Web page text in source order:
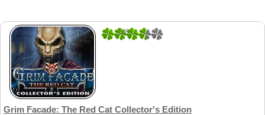
3.8
Grim Facade: The Red Cat Collector's Edition